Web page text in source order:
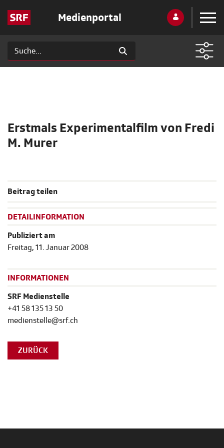
Medienportal
Erstmals Experimentalfilm von Fredi
M. Murer
Beitrag teilen
DETAILINFORMATION
Publiziert am
Freitag, 11. Januar 2008
INFORMATIONEN
SRF Medienstelle
+41 58 135 13 50
medienstelle@srf.ch
ZURÜCK